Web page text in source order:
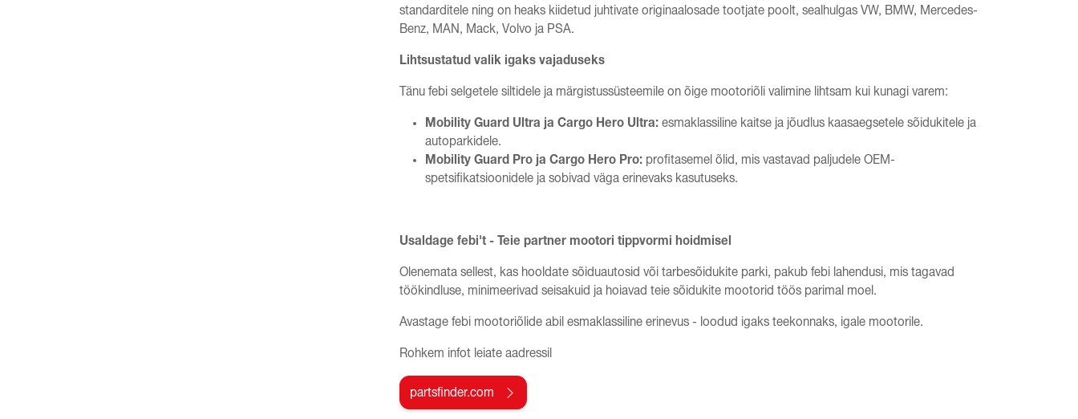
standarditele ning on heaks kiidetud juhtivate originaalosade tootjate poolt, sealhulgas VW, BMW, Mercedes-
Benz, MAN, Mack, Volvo ja PSA.
Lihtsustatud valik igaks vajaduseks
Tänu febi selgetele siltidele ja märgistussüsteemile on õige mootoriõli valimine lihtsam kui kunagi varem:
Mobility Guard Ultra ja Cargo Hero Ultra: esmaklassiline kaitse ja jõudlus kaasaegsetele sõidukitele ja
autoparkidele.
Mobility Guard Pro ja Cargo Hero Pro: profitasemel õlid, mis vastavad paljudele OEM-
spetsifikatsioonidele ja sobivad väga erinevaks kasutuseks.
Usaldage febi't - Teie partner mootori tippvormi hoidmisel
Olenemata sellest, kas hooldate sõiduautosid või tarbesõidukite parki, pakub febi lahendusi, mis tagavad
töökindluse, minimeerivad seisakuid ja hoiavad teie sõidukite mootorid töös parimal moel.
Avastage febi mootoriõlide abil esmaklassiline erinevus - loodud igaks teekonnaks, igale mootorile.
Rohkem infot leiate aadressil
partsfinder.com